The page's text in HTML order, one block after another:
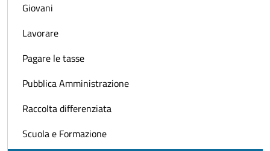
Giovani
Lavorare
Pagare le tasse
Pubblica Amministrazione
Raccolta differenziata
Scuola e Formazione